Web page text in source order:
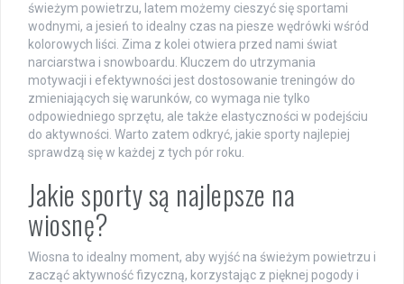
świeżym powietrzu, latem możemy cieszyć się sportami
wodnymi, a jesień to idealny czas na piesze wędrówki wśród
kolorowych liści. Zima z kolei otwiera przed nami świat
narciarstwa i snowboardu. Kluczem do utrzymania
motywacji i efektywności jest dostosowanie treningów do
zmieniających się warunków, co wymaga nie tylko
odpowiedniego sprzętu, ale także elastyczności w podejściu
do aktywności. Warto zatem odkryć, jakie sporty najlepiej
sprawdzą się w każdej z tych pór roku.
Jakie sporty są najlepsze na
wiosnę?
Wiosna to idealny moment, aby wyjść na świeżym powietrzu i
zacząć aktywność fizyczną, korzystając z pięknej pogody i